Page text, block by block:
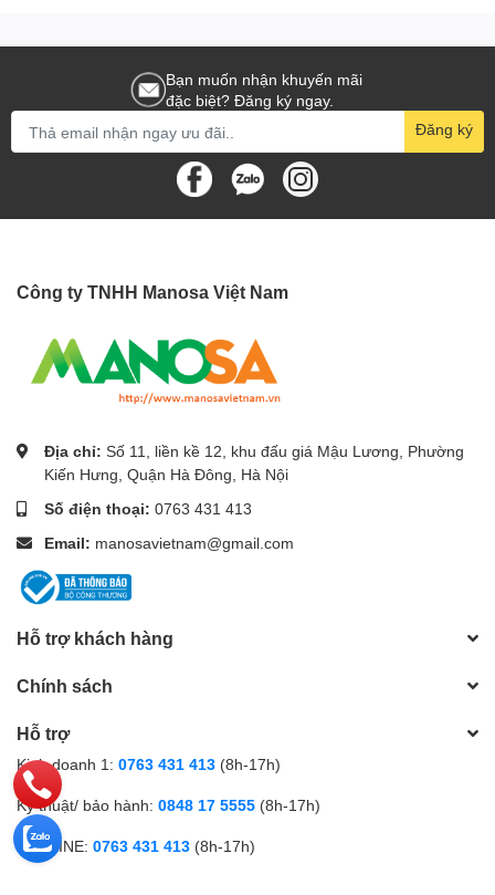
Bạn muốn nhận khuyến mãi
đặc biệt? Đăng ký ngay.
Đăng ký
Công ty TNHH Manosa Việt Nam
Địa chỉ: Số 11, liền kề 12, khu đấu giá Mậu Lương, Phường
Kiến Hưng, Quận Hà Đông, Hà Nội
Số điện thoại: 0763 431 413
Email: manosavietnam@gmail.com
Hỗ trợ khách hàng
Chính sách
Hỗ trợ
Kinh doanh 1: 0763 431 413 (8h-17h)
Kỹ thuật/ bảo hành: 0848 17 5555 (8h-17h)
HOTLINE: 0763 431 413 (8h-17h)